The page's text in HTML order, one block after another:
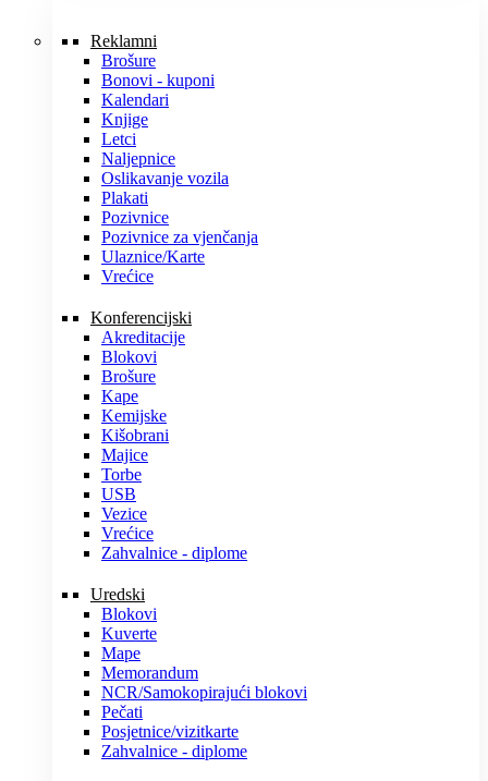
Reklamni
Brošure
Bonovi - kuponi
Kalendari
Knjige
Letci
Naljepnice
Oslikavanje vozila
Plakati
Pozivnice
Pozivnice za vjenčanja
Ulaznice/Karte
Vrećice
Konferencijski
Akreditacije
Blokovi
Brošure
Kape
Kemijske
Kišobrani
Majice
Torbe
USB
Vezice
Vrećice
Zahvalnice - diplome
Uredski
Blokovi
Kuverte
Mape
Memorandum
NCR/Samokopirajući blokovi
Pečati
Posjetnice/vizitkarte
Zahvalnice - diplome